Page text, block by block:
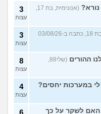
(אנונימית, בת 17,
3
עצות
(שירה, בת 18, כתבה ב-03/08/26
3
עצות
ההורים
(שלי88,
8
עצות
במערכות יחסים? 4
עצות
האם לשקר על כך
6